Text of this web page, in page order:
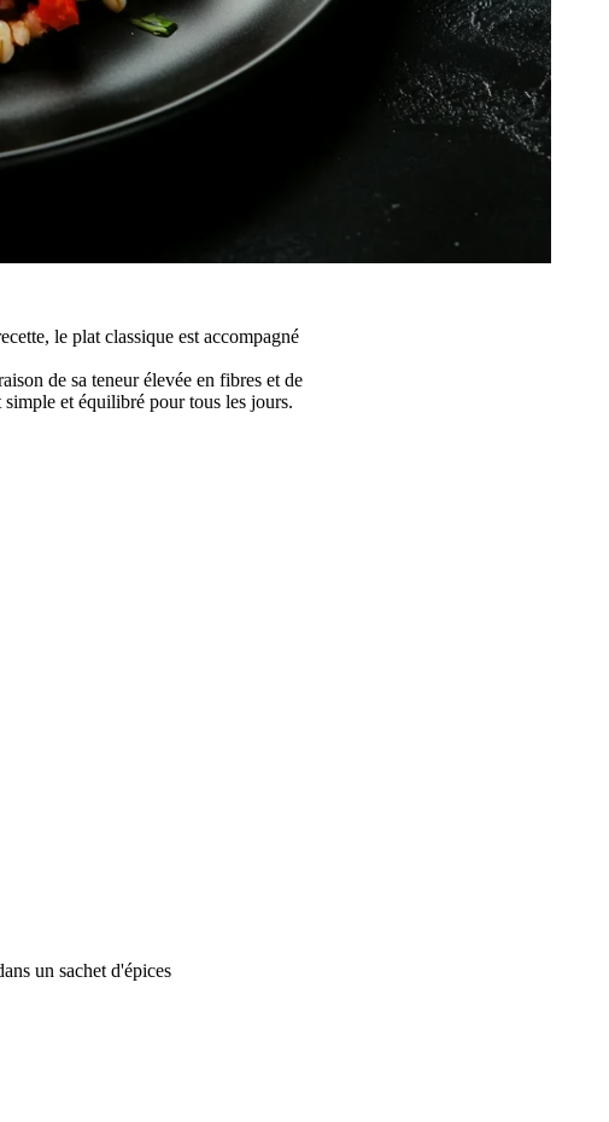
le plat classique est accompagné
de sa teneur élevée en fibres et de
et équilibré pour tous les jours.
un sachet d'épices